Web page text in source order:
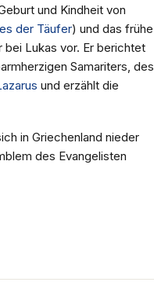
und Kindheit von
der Täufer) und das frühe
bei Lukas vor. Er berichtet
Samariters, des
und erzählt die
in Griechenland nieder
des Evangelisten